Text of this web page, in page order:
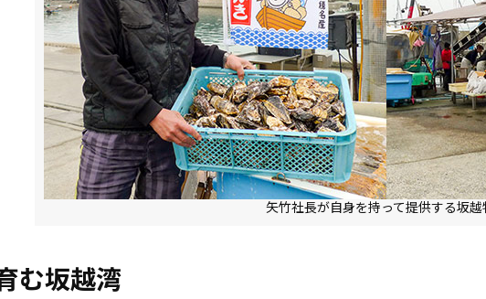
矢竹社長が自身を持って提供する坂越
む坂越湾